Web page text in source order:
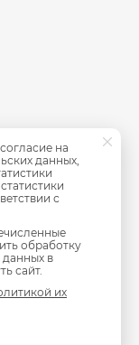
на
данных,
с
обработку
данных в
сайт.
их